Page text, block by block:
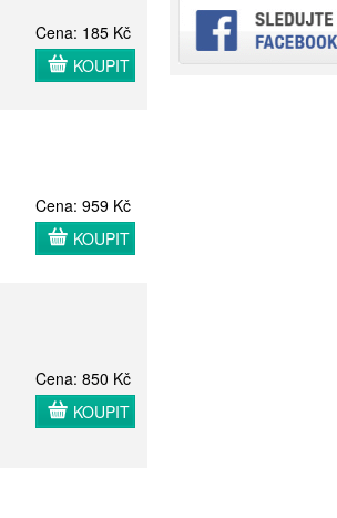
Cena: 185 Kč
KOUPIT
Cena: 959 Kč
KOUPIT
Cena: 850 Kč
KOUPIT